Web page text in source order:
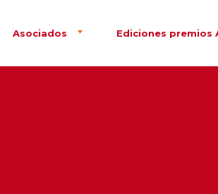
Asociados Ediciones premios